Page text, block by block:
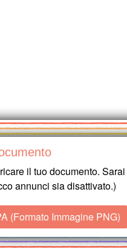
il tuo documento. Sarai
annunci sia disattivato.)
(Formato Immagine PNG)